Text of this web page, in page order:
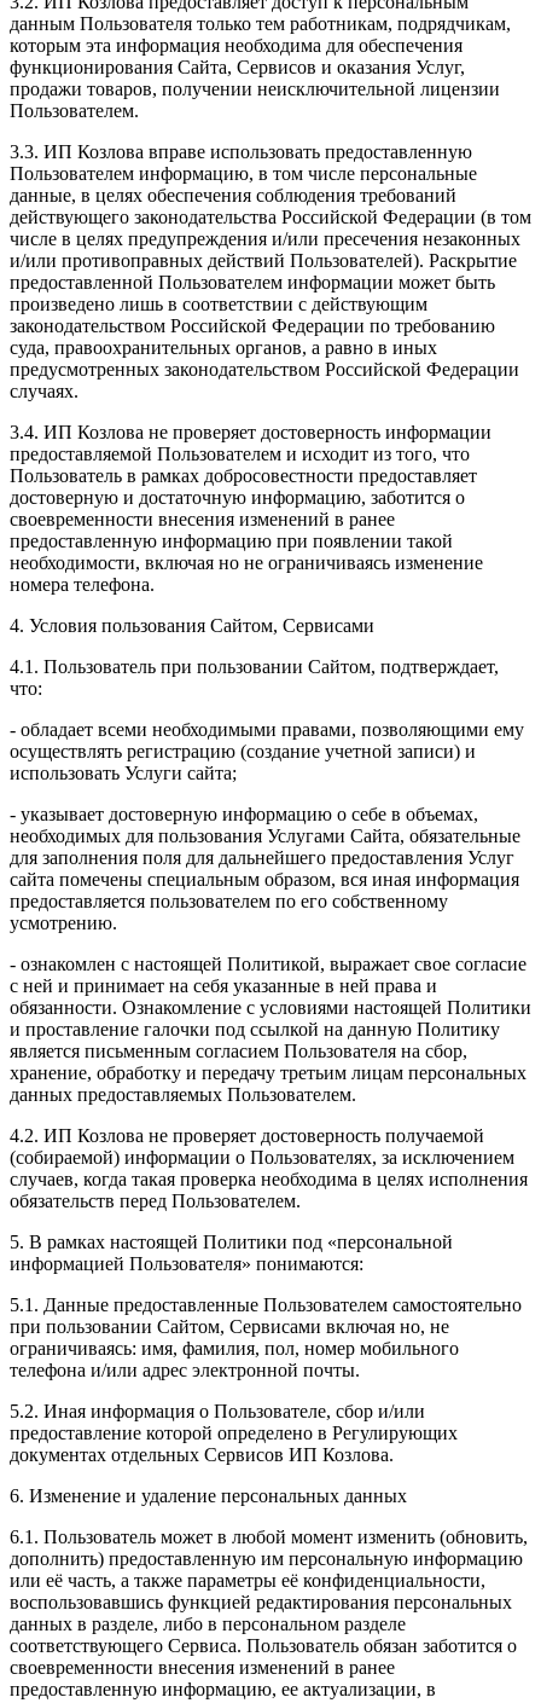
данным Пользователя только тем работникам, подрядчикам,
которым эта информация необходима для обеспечения
функционирования Сайта, Сервисов и оказания Услуг,
продажи товаров, получении неисключительной лицензии
Пользователем.
3.3. ИП Козлова вправе использовать предоставленную
Пользователем информацию, в том числе персональные
данные, в целях обеспечения соблюдения требований
действующего законодательства Российской Федерации (в том
числе в целях предупреждения и/или пресечения незаконных
и/или противоправных действий Пользователей). Раскрытие
предоставленной Пользователем информации может быть
произведено лишь в соответствии с действующим
законодательством Российской Федерации по требованию
суда, правоохранительных органов, а равно в иных
предусмотренных законодательством Российской Федерации
случаях.
3.4. ИП Козлова не проверяет достоверность информации
предоставляемой Пользователем и исходит из того, что
Пользователь в рамках добросовестности предоставляет
достоверную и достаточную информацию, заботится о
своевременности внесения изменений в ранее
предоставленную информацию при появлении такой
необходимости, включая но не ограничиваясь изменение
номера телефона.
4. Условия пользования Сайтом, Сервисами
4.1. Пользователь при пользовании Сайтом, подтверждает,
что:
- обладает всеми необходимыми правами, позволяющими ему
осуществлять регистрацию (создание учетной записи) и
использовать Услуги сайта;
- указывает достоверную информацию о себе в объемах,
необходимых для пользования Услугами Сайта, обязательные
для заполнения поля для дальнейшего предоставления Услуг
сайта помечены специальным образом, вся иная информация
предоставляется пользователем по его собственному
усмотрению.
- ознакомлен с настоящей Политикой, выражает свое согласие
с ней и принимает на себя указанные в ней права и
обязанности. Ознакомление с условиями настоящей Политики
и проставление галочки под ссылкой на данную Политику
является письменным согласием Пользователя на сбор,
хранение, обработку и передачу третьим лицам персональных
данных предоставляемых Пользователем.
4.2. ИП Козлова не проверяет достоверность получаемой
(собираемой) информации о Пользователях, за исключением
случаев, когда такая проверка необходима в целях исполнения
обязательств перед Пользователем.
5. В рамках настоящей Политики под «персональной
информацией Пользователя» понимаются:
5.1. Данные предоставленные Пользователем самостоятельно
при пользовании Сайтом, Сервисами включая но, не
ограничиваясь: имя, фамилия, пол, номер мобильного
телефона и/или адрес электронной почты.
5.2. Иная информация о Пользователе, сбор и/или
предоставление которой определено в Регулирующих
документах отдельных Сервисов ИП Козлова.
6. Изменение и удаление персональных данных
6.1. Пользователь может в любой момент изменить (обновить,
дополнить) предоставленную им персональную информацию
или её часть, а также параметры её конфиденциальности,
воспользовавшись функцией редактирования персональных
данных в разделе, либо в персональном разделе
соответствующего Сервиса. Пользователь обязан заботится о
своевременности внесения изменений в ранее
предоставленную информацию, ее актуализации, в